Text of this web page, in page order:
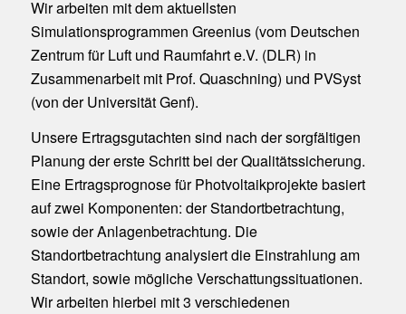
Wir arbeiten mit dem aktuellsten
Simulationsprogrammen Greenius (vom Deutschen
Zentrum für Luft und Raumfahrt e.V. (DLR) in
Zusammenarbeit mit Prof. Quaschning) und PVSyst
(von der Universität Genf).
Unsere Ertragsgutachten sind nach der sorgfältigen
Planung der erste Schritt bei der Qualitätssicherung.
Eine Ertragsprognose für Photvoltaikprojekte basiert
auf zwei Komponenten: der Standortbetrachtung,
sowie der Anlagenbetrachtung. Die
Standortbetrachtung analysiert die Einstrahlung am
Standort, sowie mögliche Verschattungssituationen.
Wir arbeiten hierbei mit 3 verschiedenen